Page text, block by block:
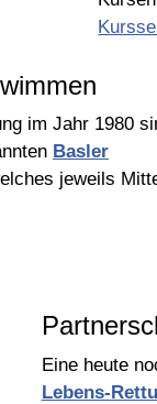
im Jahr 1980
Basler
jeweils
Eine heute
Lebens-